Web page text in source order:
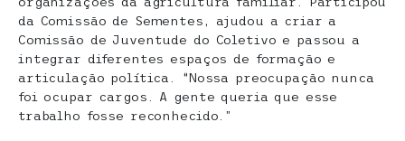
da Comissão de Sementes, ajudou a criar a
Comissão de Juventude do Coletivo e passou a
integrar diferentes espaços de formação e
articulação política. “Nossa preocupação nunca
foi ocupar cargos. A gente queria que esse
trabalho fosse reconhecido.”